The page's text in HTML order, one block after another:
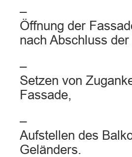
–
Öffnung der
nach Abschluss
–
Setzen von
Fassade,
–
Aufstellen des
Geländers.